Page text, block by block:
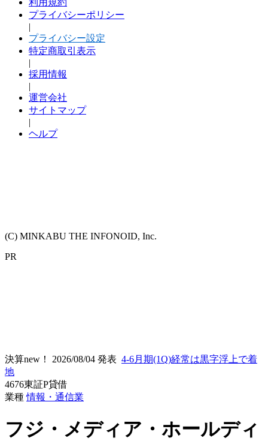
利用規約
プライバシーポリシー
|
プライバシー設定
特定商取引表示
|
採用情報
|
運営会社
サイトマップ
|
ヘルプ
(C) MINKABU THE INFONOID, Inc.
PR
決算new！ 2026/08/04 発表 4-6月期(1Q)経常は黒字浮上で着
地
4676東証P貸借
業種情報・通信業
フジ・メディア・ホールディ